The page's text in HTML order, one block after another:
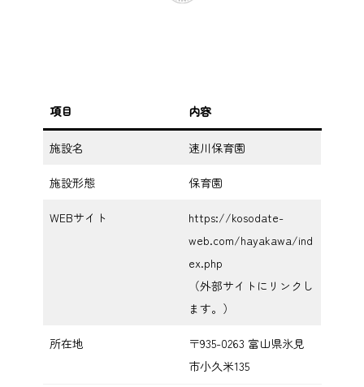
項目 内容
施設名 速川保育園
施設形態 保育園
WEBサイト
https://kosodate-
web.com/hayakawa/ind
ex.php
（外部サイトにリンクし
ます。）
所在地
〒935-0263 富山県氷見
市小久米135